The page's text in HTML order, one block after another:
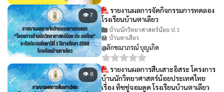
👁 7
รายงานผลการจัดกิจกรรมการทดลอง
โรงเรียนบ้านตาเลียว
บ้านนักวิทยาศาสตร์น้อย ป.1
🏫 บ้านตาเลียว
@ลักขณาภรณ์ บุญเกิด
👁 8
รายงานผลการสืบเสาะอิสระ โครงการ
บ้านนักวิทยาศาสตร์น้อยประเทศไทย
เรื่อง ทิชชู่จอมดูด โรงเรียนบ้านตาเลียว